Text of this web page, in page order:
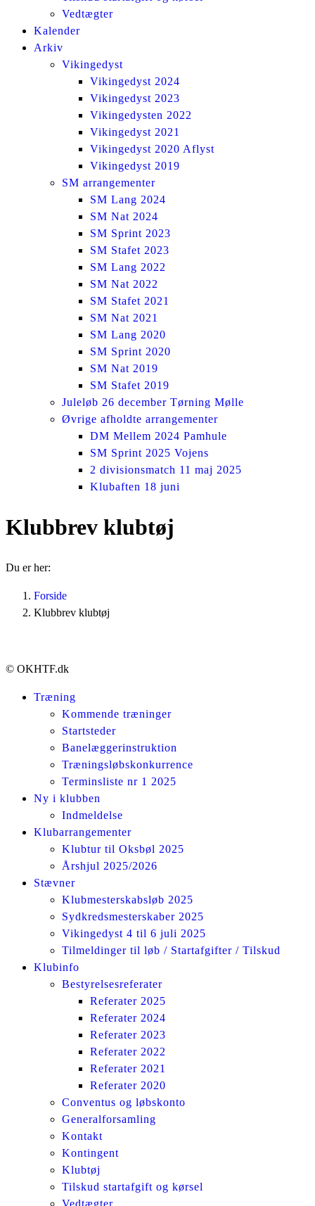
Vedtægter
Kalender
Arkiv
Vikingedyst
Vikingedyst 2024
Vikingedyst 2023
Vikingedysten 2022
Vikingedyst 2021
Vikingedyst 2020 Aflyst
Vikingedyst 2019
SM arrangementer
SM Lang 2024
SM Nat 2024
SM Sprint 2023
SM Stafet 2023
SM Lang 2022
SM Nat 2022
SM Stafet 2021
SM Nat 2021
SM Lang 2020
SM Sprint 2020
SM Nat 2019
SM Stafet 2019
Juleløb 26 december Tørning Mølle
Øvrige afholdte arrangementer
DM Mellem 2024 Pamhule
SM Sprint 2025 Vojens
2 divisionsmatch 11 maj 2025
Klubaften 18 juni
Klubbrev klubtøj
Du er her:
Forside
Klubbrev klubtøj
© OKHTF.dk
Træning
Kommende træninger
Startsteder
Banelæggerinstruktion
Træningsløbskonkurrence
Terminsliste nr 1 2025
Ny i klubben
Indmeldelse
Klubarrangementer
Klubtur til Oksbøl 2025
Årshjul 2025/2026
Stævner
Klubmesterskabsløb 2025
Sydkredsmesterskaber 2025
Vikingedyst 4 til 6 juli 2025
Tilmeldinger til løb / Startafgifter / Tilskud
Klubinfo
Bestyrelsesreferater
Referater 2025
Referater 2024
Referater 2023
Referater 2022
Referater 2021
Referater 2020
Conventus og løbskonto
Generalforsamling
Kontakt
Kontingent
Klubtøj
Tilskud startafgift og kørsel
Vedtægter